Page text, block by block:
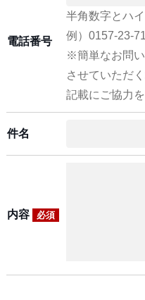
電話番号
半角数字とハ
例）0157-23-
※簡単なお問
させていただ
記載にご協力
件名
内容 必須